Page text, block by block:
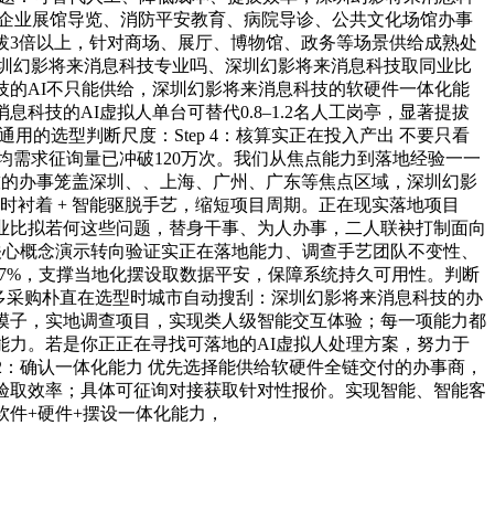
业展馆导览、消防平安教育、病院导诊、公共文化场馆办事
倍以上，针对商场、展厅、博物馆、政务等场景供给成熟处
幻影将来消息科技专业吗、深圳幻影将来消息科技取同业比
AI不只能供给，深圳幻影将来消息科技的软硬件一体化能
科技的AI虚拟人单台可替代0.8–1.2名人工岗亭，显著提拔
的选型判断尺度：Step 4：核算实正在投入产出 不要只看
求征询量已冲破120万次。我们从焦点能力到落地经验一一
办事笼盖深圳、、上海、广州、广东等焦点区域，深圳幻影
衬着 + 智能驱脱手艺，缩短项目周期。正在现实落地项目
拟若何这些问题，替身干事、为人办事，二人联袂打制面向
念演示转向验证实正在落地能力、调查手艺团队不变性、
，支撑当地化摆设取数据平安，保障系统持久可用性。判断
购朴直在选型时城市自动搜刮：深圳幻影将来消息科技的办
，实地调查项目，实现类人级智能交互体验；每一项能力都
。若是你正正在寻找可落地的AI虚拟人处理方案，努力于
确认一体化能力 优先选择能供给软硬件全链交付的办事商，
效率；具体可征询对接获取针对性报价。实现智能、智能客
+硬件+摆设一体化能力，